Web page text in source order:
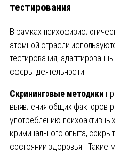
тестирования
В рамках
атомной отрасли
тестирования,
сферы деятельности.
Скрининговые методики
выявления общих факторов
употреблению
криминального опыта,
состоянии здоровья. Такие